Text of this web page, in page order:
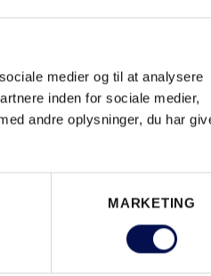
medier og til at analysere
inden for sociale medier,
andre oplysninger, du har
MARKETING